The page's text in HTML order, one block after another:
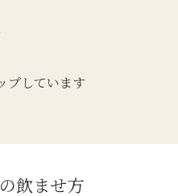
プしています
飲ませ方